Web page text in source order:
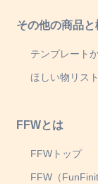
その他の商品と
テンプレート
ほしい物リスト
FFWとは
FFWトップ
FFW（